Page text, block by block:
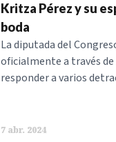
Kritza Pérez y su
boda
La diputada del
oficialmente a través
responder a varios
7 abr. 2024